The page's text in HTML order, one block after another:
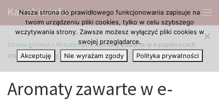
Przejdź do treści
Kanabis.info
Strona główna » Aktualności»Aromaty zawarte w e-papierosach
atakują leukocyty
Aromaty zawarte w e-
Nasza strona do prawidłowego funkcjonowania zapisuje na
twoim urządzeniu pliki cookies, tylko w celu szybszego
wczytywania strony. Zawsze możesz wyłączyć pliki cookies w
swojej przeglądarce.
Akceptuję
Nie wyrażam zgody Polityka prywatności